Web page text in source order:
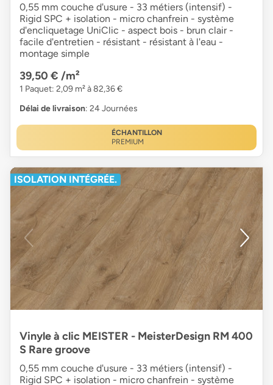
0,55 mm couche d'usure - 33 métiers (intensif) -
Rigid SPC + isolation - micro chanfrein - système
d'encliquetage UniClic - aspect bois - brun clair -
facile d'entretien - résistant - résistant à l'eau -
montage simple
39,50 € /m²
1 Paquet: 2,09 m² à 82,36 €
Délai de livraison: 24 Journées
ÉCHANTILLON
PREMIUM
ISOLATION INTÉGRÉE.
Vinyle à clic MEISTER - MeisterDesign RM 400
S Rare groove
0,55 mm couche d'usure - 33 métiers (intensif) -
Rigid SPC + isolation - micro chanfrein - système